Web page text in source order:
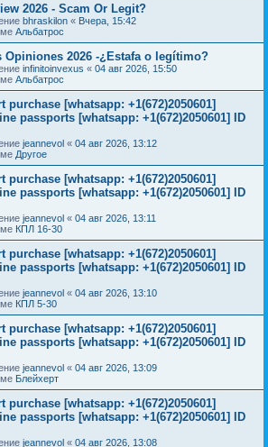
2026 - Scam Or Legit?
bhraskilon « Вчера, 15:42
Альбатрос
2026 -¿Estafa o legítimo?
infinitoinvexus « 04 авг 2026, 15:50
Альбатрос
purchase [whatsapp: +1(672)2050601]
passports [whatsapp: +1(672)2050601] ID
jeannevol « 04 авг 2026, 13:12
Другое
purchase [whatsapp: +1(672)2050601]
passports [whatsapp: +1(672)2050601] ID
jeannevol « 04 авг 2026, 13:11
КПЛ 16-30
purchase [whatsapp: +1(672)2050601]
passports [whatsapp: +1(672)2050601] ID
jeannevol « 04 авг 2026, 13:10
КПЛ 5-30
purchase [whatsapp: +1(672)2050601]
passports [whatsapp: +1(672)2050601] ID
jeannevol « 04 авг 2026, 13:09
Блейхерт
purchase [whatsapp: +1(672)2050601]
passports [whatsapp: +1(672)2050601] ID
jeannevol « 04 авг 2026, 13:08